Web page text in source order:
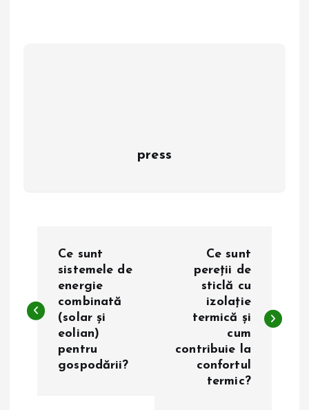
press
v
Ce sunt
sistemele de
energie
combinată
(solar și
eolian)
pentru
gospodării?
Ce sunt
pereții de
sticlă cu
izolație
termică și
cum
contribuie la
confortul
termic?